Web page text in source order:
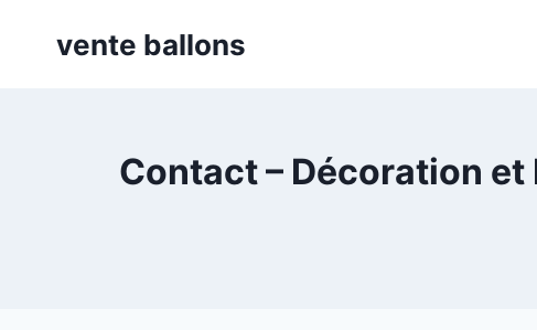
vente ballons
Contact – Décoration